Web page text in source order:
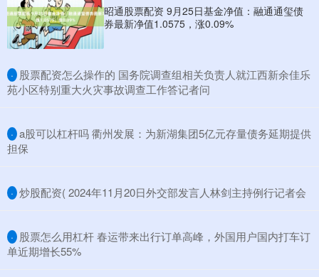
昭通股票配资 9月25日基金净值：融通通玺债
券最新净值1.0575，涨0.09%
· ​股票配资怎么操作的 国务院调查组相关负责人就江西新余佳乐
苑小区特别重大火灾事故调查工作答记者问
· ​a股可以杠杆吗 衢州发展：为新湖集团5亿元存量债务延期提供
担保
· ​炒股配资( 2024年11月20日外交部发言人林剑主持例行记者会
· ​股票怎么用杠杆 春运带来出行订单高峰，外国用户国内打车订
单近期增长55%